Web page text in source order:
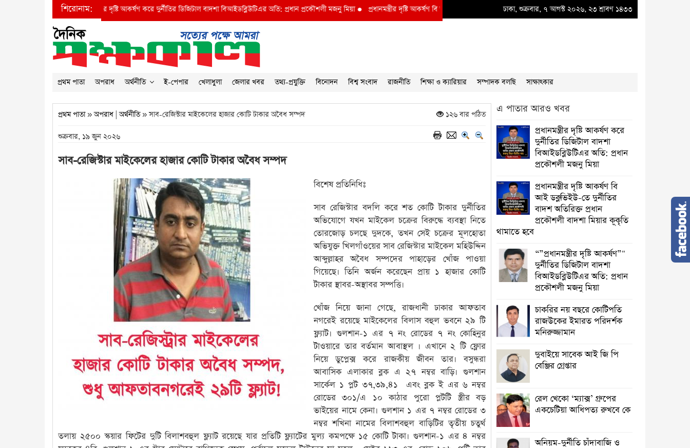
শিরোনাম:
প্রধানমন্ত্রীর দৃষ্টি আকর্ষণ করে দুর্নীতির ডিজিটাল বাদশা বিআইডব্লিউটিএর অতি: প্রধান প্রকৌশলী মজনু মিয়া●প্রধানমন্ত্রীর দৃষ্টি আকর্ষণ বি আই ডব্লুভিইউ-তে দুর্নীতির বাদশ অতিরিক্ত প্রধান প্রকৌশলী বাদশা মিয়ার কূকৃতি থামাতে হবে
ঢাকা, শুক্রবার, ৭ আগস্ট ২০২৬, ২৩ শ্রাবণ ১৪৩৩
প্রথম পাতা অপরাধ অর্থনীতি ই-পেপার খেলাধুলা জেলার খবর তথ্য-প্রযুক্তি বিনোদন বিশ্ব সংবাদ রাজনীতি শিক্ষা ও ক্যারিয়ার সম্পাদক বলছি সাক্ষাৎকার
প্রথম পাতা»অপরাধ |অর্থনীতি» সাব-রেজিস্টার মাইকেলের হাজার কোটি টাকার অবৈধ সম্পদ ১২৬ বার পঠিত
শুক্রবার, ১৯ জুন ২০২৬
সাব-রেজিস্টার মাইকেলের হাজার কোটি টাকার অবৈধ সম্পদ
বিশেষ প্রতিনিধিঃ
সাব রেজিস্টার বদলি করে শত কোটি টাকার দুর্নীতির
অভিযোগে যখন মাইকেল চক্রের বিরুদ্ধে ব্যবস্থা নিতে
তোরজোড় চলছে দুদকে, তখন সেই চক্রের মূলহোতা
অভিযুক্ত খিলগাঁওয়ের সাব রেজিস্টার মাইকেল মহিউদ্দিন
আব্দুল্লাহর অবৈধ সম্পদের পাহাড়ের খোঁজ পাওয়া
গিয়েছে। তিনি অর্জন করেছেন প্রায় ১ হাজার কোটি
টাকার স্থাবর-অস্থাবর সম্পত্তি।
খোঁজ নিয়ে জানা গেছে, রাজধানী ঢাকার আফতাব
নগরেই রয়েছে মাইকেলের বিলাস বহুল ভবনে ২৯ টি
ফ্ল্যাট। গুলশান-১ এর ৭ নং রোডের ৭ নং কোহিনুর
টাওয়ারে তার বর্তমান আবাস্থল । এখানে ২ টি ফ্লোর
নিয়ে ডুপ্লেক্স করে রাজকীয় জীবন তার। বসুন্ধরা
আবাসিক এলাকার ব্লক এ ২৭ নম্বর বাড়ি। গুলশান
সার্কেল ১ প্লট ৩৭,৩৯,৪১ এবং ব্লক ই এর ৬ নম্বর
রোডের ৩০১/এ ১০ কাঠার পুরো প্লটটি স্ত্রীর বড়
ভাইয়ের নামে কেনা। গুলশান ১ এর ৭ নম্বর রোডের ৩
নম্বর শখিনা নামের বিলাশবহুল বাড়িটির তৃতীয় চতুর্থ
তলায় ২৫০০ স্কয়ার ফিটের দুটি বিলাশবহুল ফ্ল্যাট রয়েছে যার প্রতিটি ফ্ল্যাটের মুল্য কমপক্ষে ১৫ কোটি টাকা। গুলশান-১ এর ৪ নম্বর
এ পাতার আরও খবর
প্রধানমন্ত্রীর দৃষ্টি আকর্ষণ করে
দুর্নীতির ডিজিটাল বাদশা
বিআইডব্লিউটিএর অতি: প্রধান
প্রকৌশলী মজনু মিয়া
প্রধানমন্ত্রীর দৃষ্টি আকর্ষণ বি
আই ডব্লুভিইউ-তে দুর্নীতির
বাদশ অতিরিক্ত প্রধান
প্রকৌশলী বাদশা মিয়ার কূকৃতি
থামাতে হবে
“”প্রধানমন্ত্রীর দৃষ্টি আকর্ষণ”"
দুর্নীতির ডিজিটাল বাদশা
বিআইডব্লিউটিএর অতি: প্রধান
প্রকৌশলী মজনু মিয়া
চাকরির নয় বছরে কোটিপতি
রাজউকের ইমারত পরিদর্শক
মনিরুজ্জামান
দুবাইয়ে সাবেক আই জি পি
বেঞ্জির গ্রেপ্তার
রেল খেকো ‘ম্যাক্স’ গ্রুপের
একচেটিয়া আধিপত্য রুখবে কে
অনিয়ম-দুর্নীতি চাঁদাবাজি ও